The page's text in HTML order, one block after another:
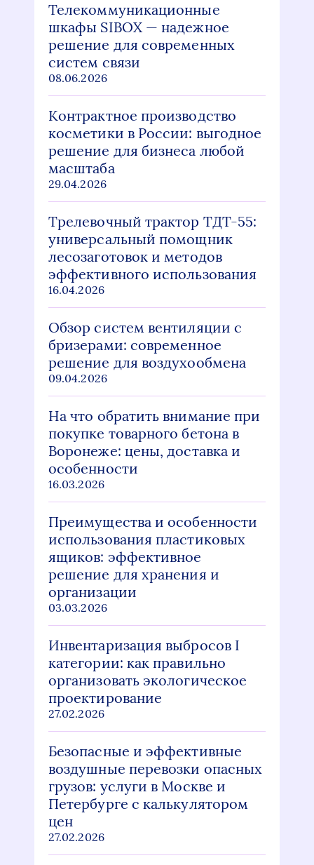
Телекоммуникационные
шкафы SIBOX — надежное
решение для современных
систем связи
08.06.2026
Контрактное производство
косметики в России: выгодное
решение для бизнеса любой
масштаба
29.04.2026
Трелевочный трактор ТДТ-55:
универсальный помощник
лесозаготовок и методов
эффективного использования
16.04.2026
Обзор систем вентиляции с
бризерами: современное
решение для воздухообмена
09.04.2026
На что обратить внимание при
покупке товарного бетона в
Воронеже: цены, доставка и
особенности
16.03.2026
Преимущества и особенности
использования пластиковых
ящиков: эффективное
решение для хранения и
организации
03.03.2026
Инвентаризация выбросов I
категории: как правильно
организовать экологическое
проектирование
27.02.2026
Безопасные и эффективные
воздушные перевозки опасных
грузов: услуги в Москве и
Петербурге с калькулятором
цен
27.02.2026